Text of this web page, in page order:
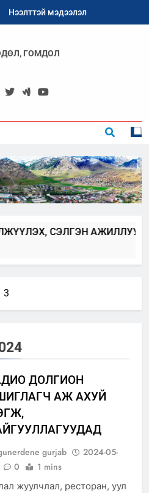
Нээлттэй мэдээлэл
Архангай
ГОМДОЛ
СЭЛГЭН АЖИЛЛУУЛАХ
3
ДОЛГИОН
АЖ АХУЙ
gurjab
2024-05-
0 1 mins
жуулчлал, ресторан, уул